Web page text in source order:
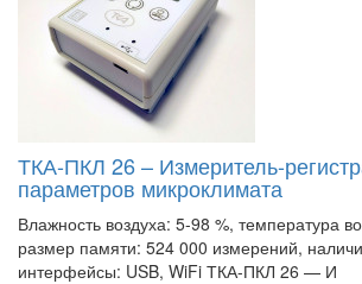
ТКА-ПКЛ 26 – Измеритель-
параметров микроклимата
Влажность воздуха: 5-98 %, температура
размер памяти: 524 000 измерений,
интерфейсы: USB, WiFi ТКА-ПКЛ 26 — И